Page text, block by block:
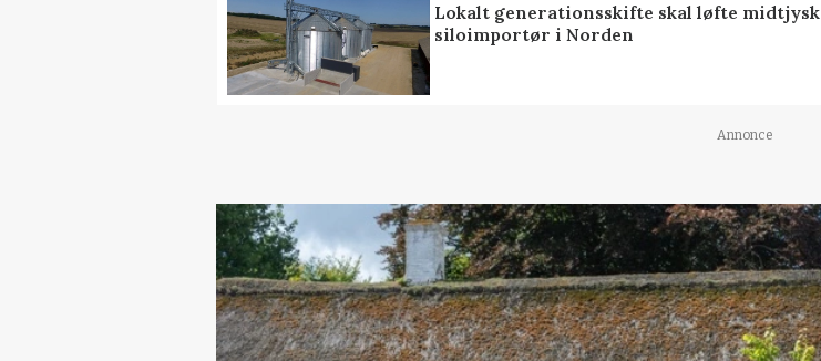
Lokalt generationsskifte skal løfte midtjysk
siloimportør i Norden
Annonce